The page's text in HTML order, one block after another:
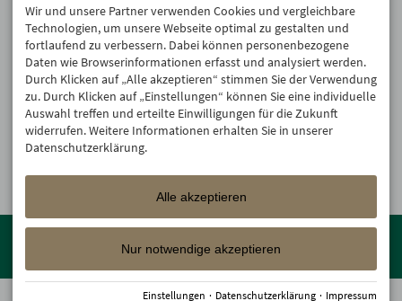
Wir geben Ihre E-Mail-Adresse nicht weiter. Wir mögen auch keinen Spam.
Versprochen! Eine Abmeldung ist jederzeit möglich.
Anmelden
Mitglied der Oberstdorf Resort Familien mit den schönsten
Urlaubsunterkünften von der Berghütte bis zum 4-Sterne Superior
Wir und unsere Partner verwenden Cookies und vergleichbare
Technologien, um unsere Webseite optimal zu gestalten und
fortlaufend zu verbessern. Dabei können personenbezogene
Daten wie Browserinformationen erfasst und analysiert werden.
Durch Klicken auf „Alle akzeptieren“ stimmen Sie der Verwendung
zu. Durch Klicken auf „Einstellungen“ können Sie eine individuelle
Auswahl treffen und erteilte Einwilligungen für die Zukunft
widerrufen. Weitere Informationen erhalten Sie in unserer
Datenschutzerklärung.
Alle akzeptieren
Nur notwendige akzeptieren
Einstellungen · Datenschutzerklärung · Impressum